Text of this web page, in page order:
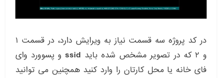
در کد پروژه سه قسمت نیاز به ویرایش دارد، در قسمت ۱
و ۲ که در تصویر مشخص شده باید
ssid و پسوورد وای
فای خانه یا محل کارتان را وارد کنید همچنین می توانید